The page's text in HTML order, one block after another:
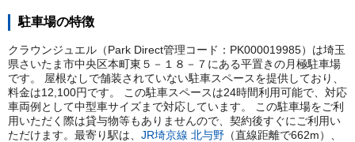
駐車場の特徴
クラウンジュエル（Park Direct管理コード：PK000019985）は埼玉
県さいたま市中央区本町東５－１８－７にある平置きの月極駐車場
です。 屋根なしで舗装されていない駐車スペースを提供しており、
料金は12,100円です。 この駐車スペースは24時間利用可能で、対応
車両例として中型車サイズまで対応しています。 この駐車場をご利
用いただく際は貸与物等もありませんので、契約後すぐにご利用い
ただけます。 最寄り駅は、 JR埼京線 北与野 （直線距離で662m）